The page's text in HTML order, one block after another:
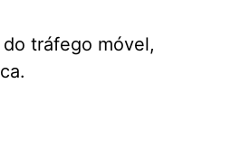
tráfego móvel,